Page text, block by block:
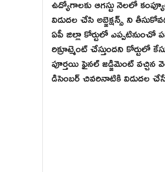
ఉద్యోగాలకు ఆగస్టు నెలలో
విడుదల చేసి అబ్జెక్షన్స్ ని
ఏపీ జిల్లా కోర్టులో ఎప్పటినుంచో
రిక్రూట్మెంట్ చేస్తుందని
పూర్తయి ఫైనల్ జడ్జిమెంట్
డిసెంబర్ చివరినాటికి విడుదల చేసే